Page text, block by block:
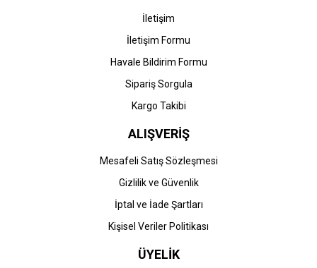
Gönder
İletişim
İletişim Formu
Havale Bildirim Formu
Sipariş Sorgula
Kargo Takibi
ALIŞVERİŞ
Mesafeli Satış Sözleşmesi
Gizlilik ve Güvenlik
İptal ve İade Şartları
Kişisel Veriler Politikası
ÜYELİK